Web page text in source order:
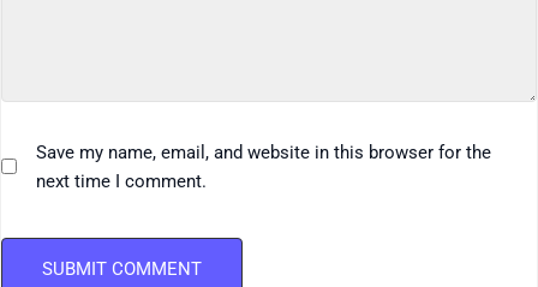
Save my name, email, and website in this browser for the
next time I comment.